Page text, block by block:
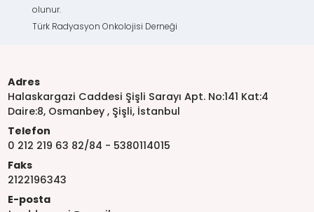
olunur.
Türk Radyasyon Onkolojisi Derneği
Adres
Halaskargazi Caddesi Şişli Sarayı Apt. No:141 Kat:4
Daire:8, Osmanbey , Şişli, İstanbul
Telefon
0 212 219 63 82/84 - 5380114015
Faks
2122196343
E-posta